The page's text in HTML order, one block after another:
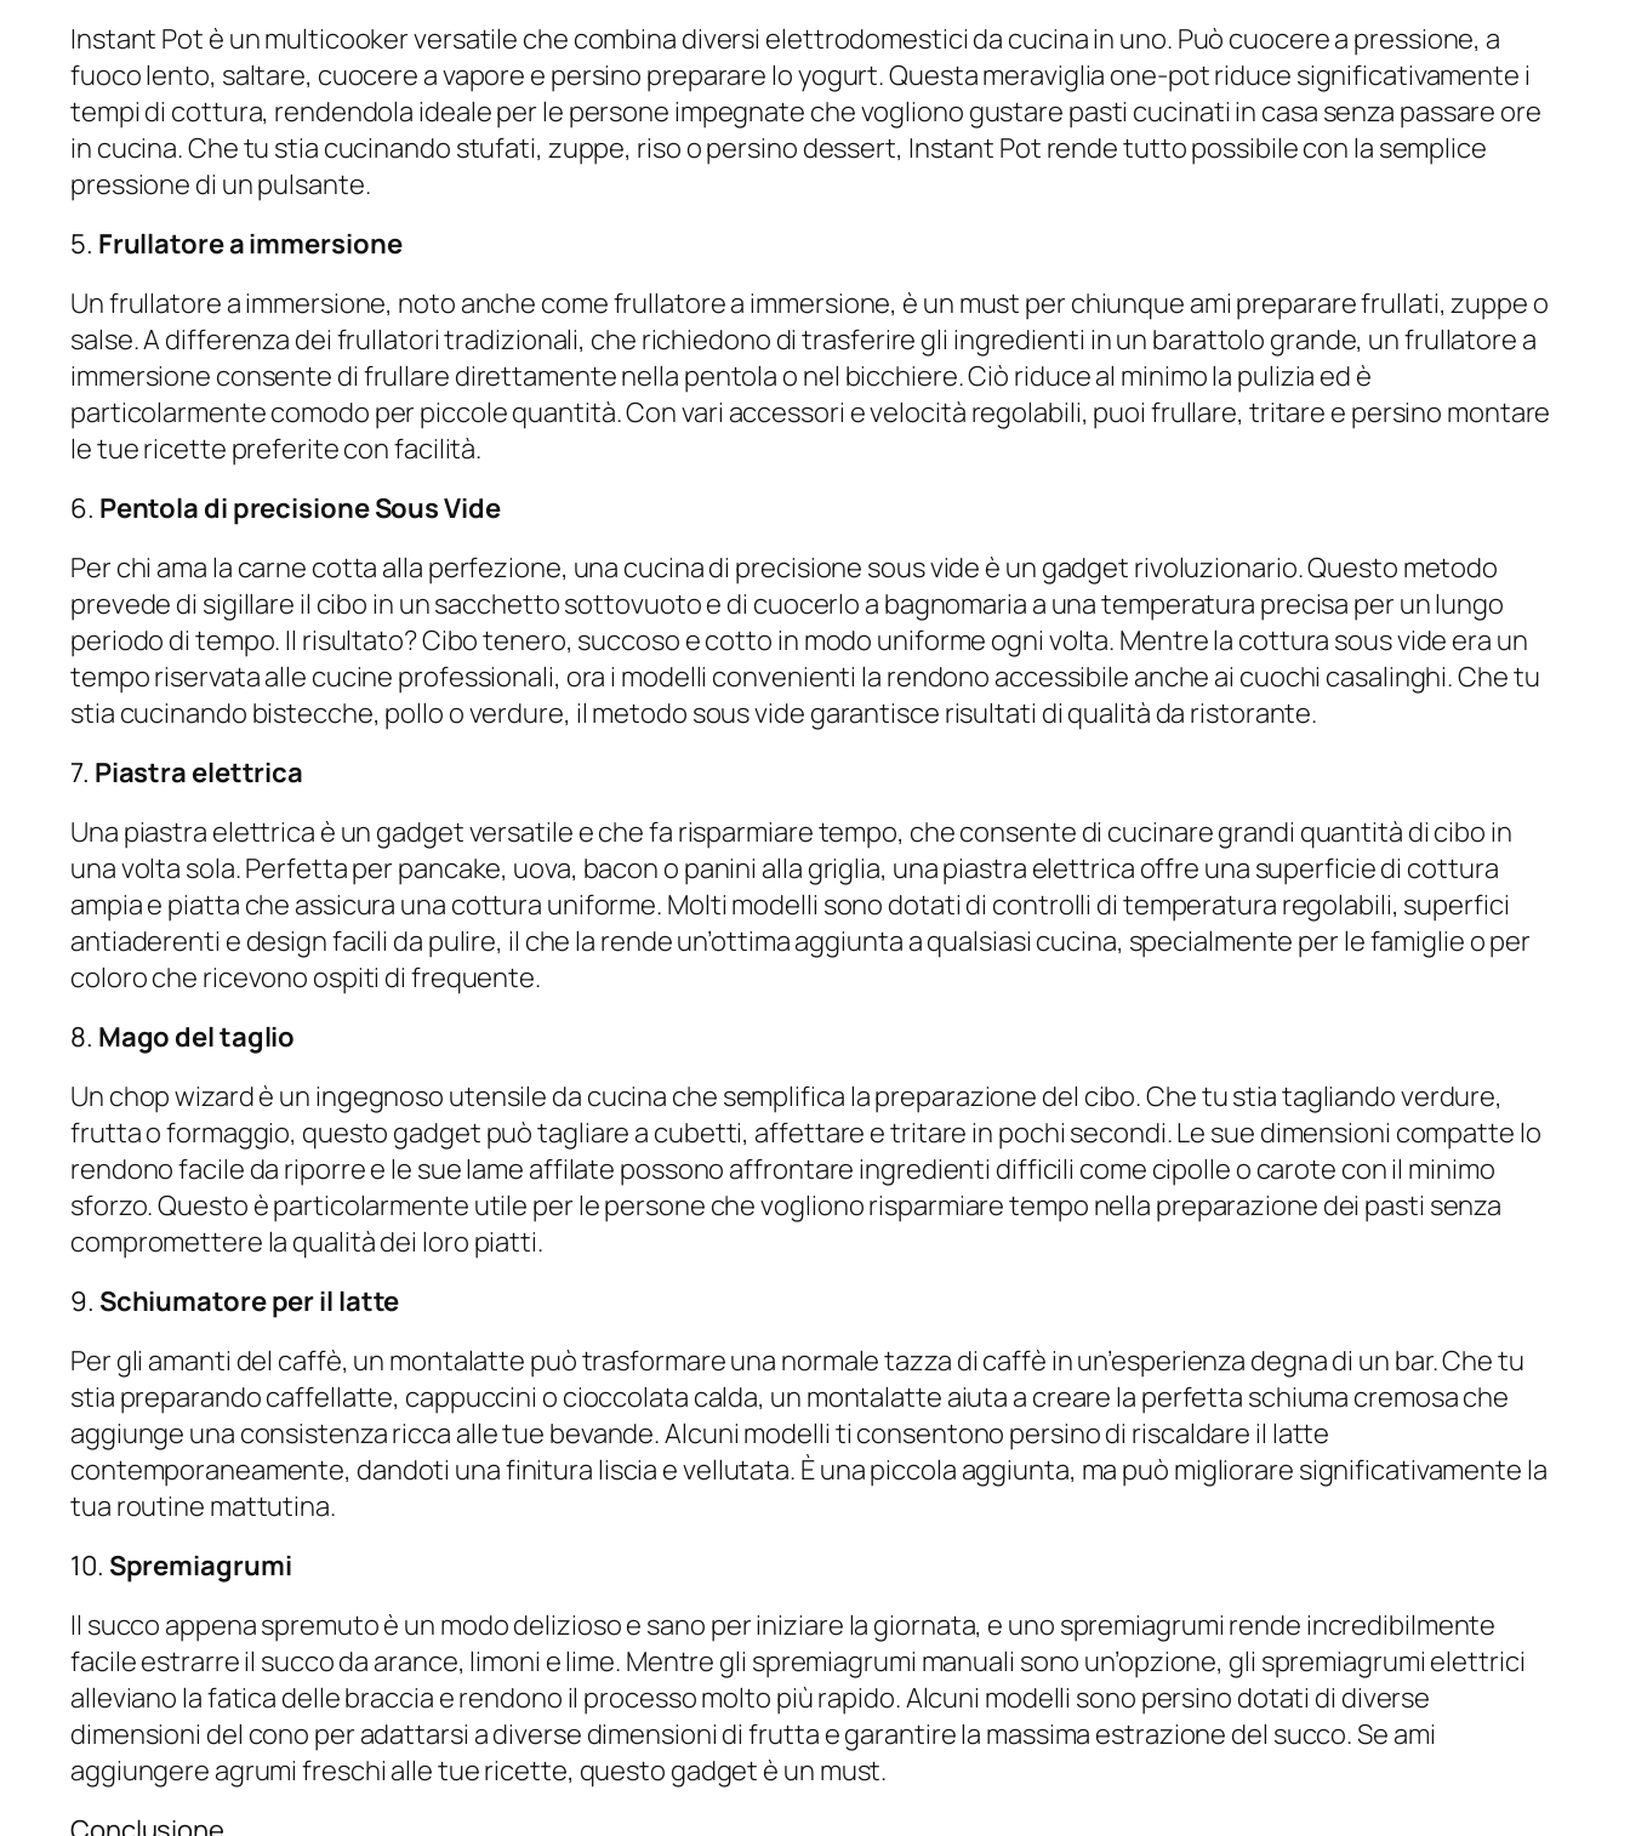
Instant Pot è un multicooker versatile che combina diversi elettrodomestici da cucina in uno. Può cuocere a pressione, a
fuoco lento, saltare, cuocere a vapore e persino preparare lo yogurt. Questa meraviglia one-pot riduce significativamente i
tempi di cottura, rendendola ideale per le persone impegnate che vogliono gustare pasti cucinati in casa senza passare ore
in cucina. Che tu stia cucinando stufati, zuppe, riso o persino dessert, Instant Pot rende tutto possibile con la semplice
pressione di un pulsante.
5. Frullatore a immersione
Un frullatore a immersione, noto anche come frullatore a immersione, è un must per chiunque ami preparare frullati, zuppe o
salse. A differenza dei frullatori tradizionali, che richiedono di trasferire gli ingredienti in un barattolo grande, un frullatore a
immersione consente di frullare direttamente nella pentola o nel bicchiere. Ciò riduce al minimo la pulizia ed è
particolarmente comodo per piccole quantità. Con vari accessori e velocità regolabili, puoi frullare, tritare e persino montare
le tue ricette preferite con facilità.
6. Pentola di precisione Sous Vide
Per chi ama la carne cotta alla perfezione, una cucina di precisione sous vide è un gadget rivoluzionario. Questo metodo
prevede di sigillare il cibo in un sacchetto sottovuoto e di cuocerlo a bagnomaria a una temperatura precisa per un lungo
periodo di tempo. Il risultato? Cibo tenero, succoso e cotto in modo uniforme ogni volta. Mentre la cottura sous vide era un
tempo riservata alle cucine professionali, ora i modelli convenienti la rendono accessibile anche ai cuochi casalinghi. Che tu
stia cucinando bistecche, pollo o verdure, il metodo sous vide garantisce risultati di qualità da ristorante.
7. Piastra elettrica
Una piastra elettrica è un gadget versatile e che fa risparmiare tempo, che consente di cucinare grandi quantità di cibo in
una volta sola. Perfetta per pancake, uova, bacon o panini alla griglia, una piastra elettrica offre una superficie di cottura
ampia e piatta che assicura una cottura uniforme. Molti modelli sono dotati di controlli di temperatura regolabili, superfici
antiaderenti e design facili da pulire, il che la rende un’ottima aggiunta a qualsiasi cucina, specialmente per le famiglie o per
coloro che ricevono ospiti di frequente.
8. Mago del taglio
Un chop wizard è un ingegnoso utensile da cucina che semplifica la preparazione del cibo. Che tu stia tagliando verdure,
frutta o formaggio, questo gadget può tagliare a cubetti, affettare e tritare in pochi secondi. Le sue dimensioni compatte lo
rendono facile da riporre e le sue lame affilate possono affrontare ingredienti difficili come cipolle o carote con il minimo
sforzo. Questo è particolarmente utile per le persone che vogliono risparmiare tempo nella preparazione dei pasti senza
compromettere la qualità dei loro piatti.
9. Schiumatore per il latte
Per gli amanti del caffè, un montalatte può trasformare una normale tazza di caffè in un’esperienza degna di un bar. Che tu
stia preparando caffellatte, cappuccini o cioccolata calda, un montalatte aiuta a creare la perfetta schiuma cremosa che
aggiunge una consistenza ricca alle tue bevande. Alcuni modelli ti consentono persino di riscaldare il latte
contemporaneamente, dandoti una finitura liscia e vellutata. È una piccola aggiunta, ma può migliorare significativamente la
tua routine mattutina.
10. Spremiagrumi
Il succo appena spremuto è un modo delizioso e sano per iniziare la giornata, e uno spremiagrumi rende incredibilmente
facile estrarre il succo da arance, limoni e lime. Mentre gli spremiagrumi manuali sono un’opzione, gli spremiagrumi elettrici
alleviano la fatica delle braccia e rendono il processo molto più rapido. Alcuni modelli sono persino dotati di diverse
dimensioni del cono per adattarsi a diverse dimensioni di frutta e garantire la massima estrazione del succo. Se ami
aggiungere agrumi freschi alle tue ricette, questo gadget è un must.